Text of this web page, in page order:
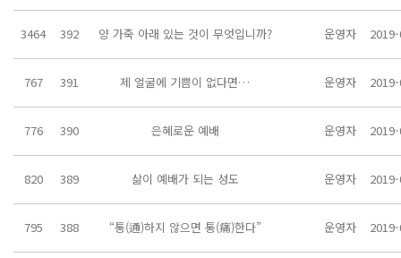
3464 392 양 가죽 아래 있는 것이 무엇입니까? 운영자
767 391 제 얼굴에 기쁨이 없다면… 운영자
776 390 은혜로운 예배 운영자
820 389 삶이 예배가 되는 성도 운영자
795 388 “통(通)하지 않으면 통(痛)한다” 운영자